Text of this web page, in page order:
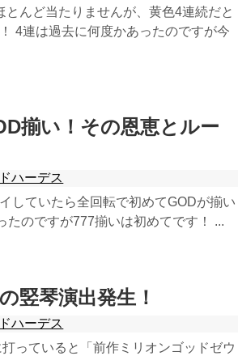
んど当たりませんが、黄色4連続だと
4連は過去に何度かあったのですが今
揃い！その恩恵とルー
ハーデス
していたら全回転で初めてGODが揃い
たのですが777揃いは初めてです！ ...
竪琴演出発生！
ハーデス
っていると「前作ミリオンゴッドゼウ